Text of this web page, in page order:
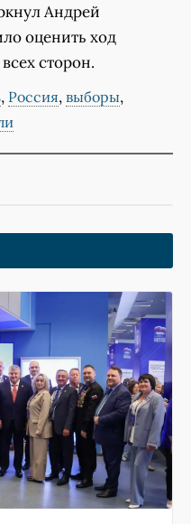
Андрей
оценить ход
сторон.
, Россия, выборы,